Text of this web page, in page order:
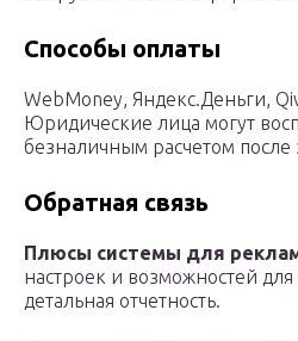
Способы оплаты
WebMoney, Яндекс.Деньги,
Юридические лица могут
безналичным расчетом после
Обратная связь
Плюсы системы для
настроек и возможностей
детальная отчетность.